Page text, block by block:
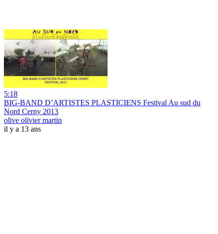
5:18
BIG-BAND D’ARTISTES PLASTICIENS Festival Au sud du
Nord Cerny 2013
olive olivier martin
il y a 13 ans